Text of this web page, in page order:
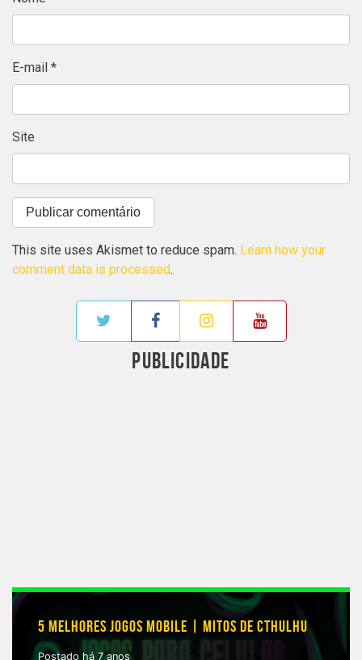
E-mail *
Site
This site uses Akismet to reduce spam. Learn how your
comment data is processed.
PUBLICIDADE
5 MELHORES JOGOS MOBILE | MITOS DE CTHULHU
Postado há 7 anos